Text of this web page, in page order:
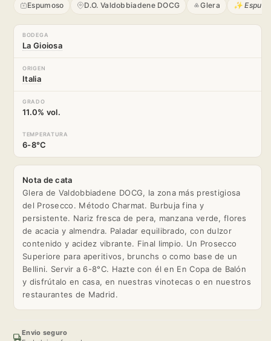
Espumoso D.O. Valdobbiadene DOCG Glera ✨
BODEGA
La Gioiosa
ORIGEN
Italia
GRADO
11.0% vol.
TEMPERATURA
6-8°C
Nota de cata
Glera de Valdobbiadene DOCG, la zona más prestigiosa
del Prosecco. Método Charmat. Burbuja fina y
persistente. Nariz fresca de pera, manzana verde, flores
de acacia y almendra. Paladar equilibrado, con dulzor
contenido y acidez vibrante. Final limpio. Un Prosecco
Superiore para aperitivos, brunchs o como base de un
Bellini. Servir a 6-8°C. Hazte con él en En Copa de Balón
y disfrútalo en casa, en nuestras vinotecas o en nuestros
restaurantes de Madrid.
Envio seguro